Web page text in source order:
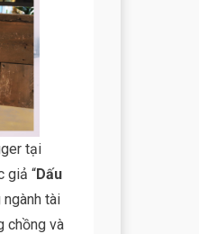
tại
giả “Dấu
ngành tài
chồng và